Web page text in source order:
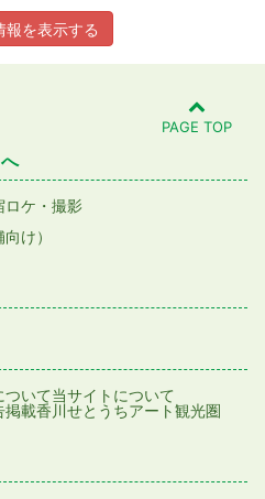
報を表示する
PAGE TOP
ロケ・撮影
け）
ついて当サイトについて
掲載香川せとうちアート観光圏